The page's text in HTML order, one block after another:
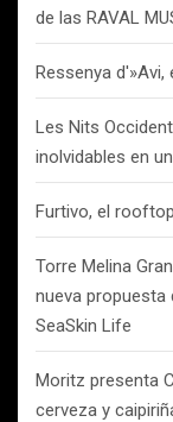
de las RAVAL
Ressenya d'»Avi,
Les Nits
inolvidables en
Furtivo, el
Torre Melina
nueva
SeaSkin Life
Moritz presenta
cerveza y